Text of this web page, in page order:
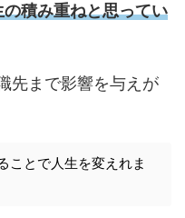
積み重ねと思ってい
先まで影響を与えが
ことで人生を変えれま